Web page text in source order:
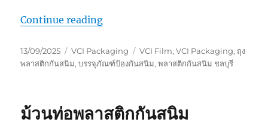
Continue reading“GreenVCI : ถุงพลาสติกกันสนิมแบบร
Posted
on
13/09/2025 Categories
VCI Packaging Tags
VCI Film,VCI Packaging, ถุง
พลาสติกกันสนิม,บรรจุภัณฑ์ป้องกันสนิม,พลาสติกกันสนิม ชลบุรี
ม้วนท่อพลาสติกกันสนิม